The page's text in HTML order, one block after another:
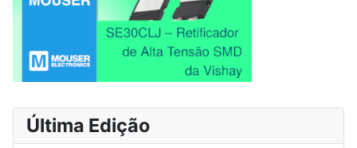
Última Edição